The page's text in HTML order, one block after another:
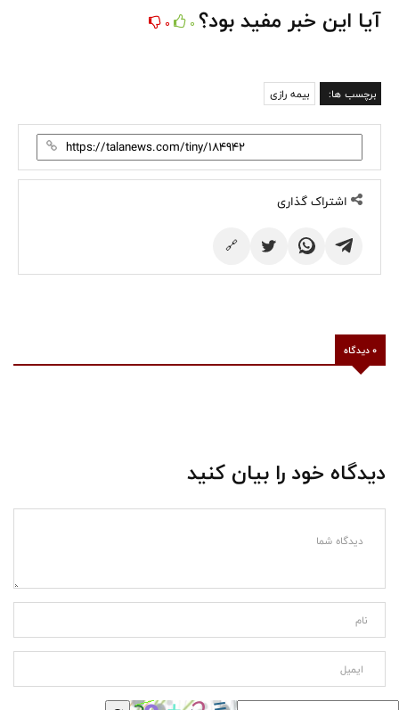
آیا این خبر مفید بود؟ 0
0
برچسب ها: بیمه رازی
اشتراک گذاری
🔗
0 دیدگاه
دیدگاه خود را بیان کنید